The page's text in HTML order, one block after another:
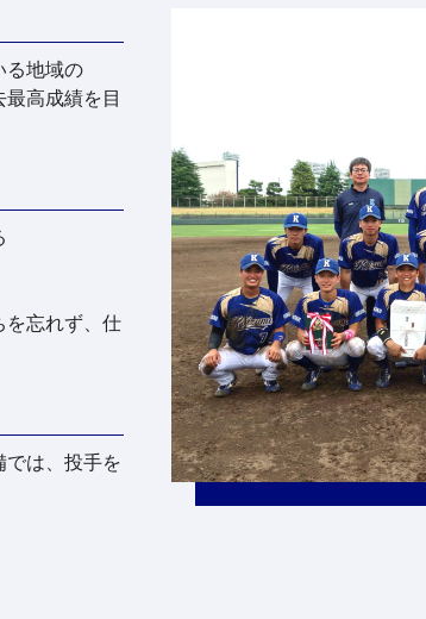
る地域の
高成績を目
を忘れず、仕
は、投手を